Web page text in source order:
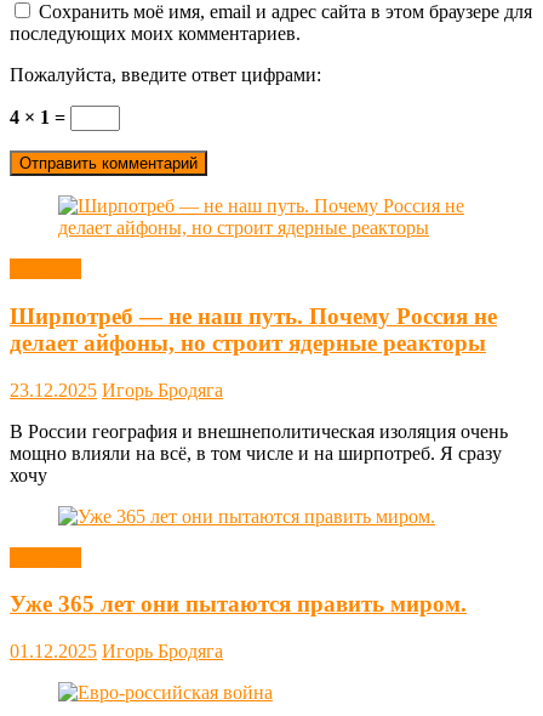
Сохранить моё имя, email и адрес сайта в этом браузере для
последующих моих комментариев.
Пожалуйста, введите ответ цифрами:
4 × 1 =
Ширпотреб — не наш путь. Почему Россия не
делает айфоны, но строит ядерные реакторы
23.12.2025 Игорь Бродяга
В России география и внешнеполитическая изоляция очень
мощно влияли на всё, в том числе и на ширпотреб. Я сразу
хочу
Уже 365 лет они пытаются править миром.
01.12.2025 Игорь Бродяга